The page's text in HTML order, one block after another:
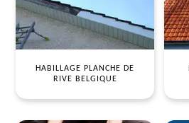
HABILLAGE PLANCHE DE
RIVE BELGIQUE